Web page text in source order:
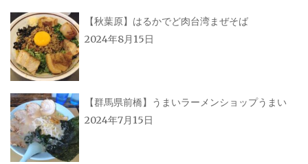
【秋葉原】はるかでど肉台湾まぜそば
2024年8月15日
【群馬県前橋】うまいラーメンショップうまい
2024年7月15日